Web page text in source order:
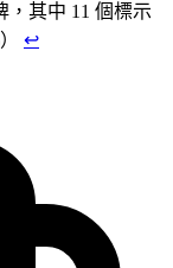
，其中 11 個標示
↩